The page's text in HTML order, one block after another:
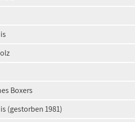
Boxers
(gestorben 1981)